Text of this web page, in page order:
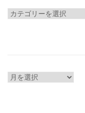
カ
ア